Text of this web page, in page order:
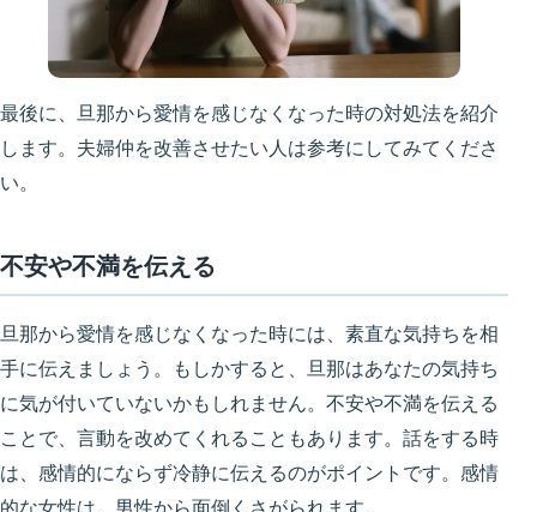
最後に、旦那から愛情を感じなくなった時の対処法を紹介
します。夫婦仲を改善させたい人は参考にしてみてくださ
い。
不安や不満を伝える
旦那から愛情を感じなくなった時には、 素直な気持ちを相
手に伝えましょう 。もしかすると、旦那はあなたの気持ち
に気が付いていないかもしれません。不安や不満を伝える
ことで、言動を改めてくれることもあります。話をする時
は、 感情的にならず冷静に伝えるのがポイント です。感情